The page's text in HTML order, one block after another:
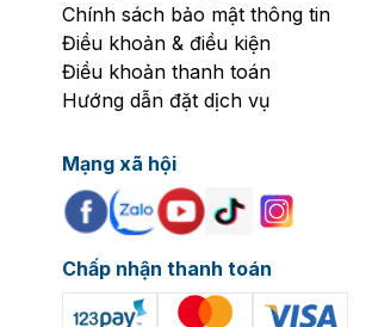
Chính sách bảo mật thông tin
Điều khoản & điều kiện
Điều khoản thanh toán
Hướng dẫn đặt dịch vụ
Mạng xã hội
Chấp nhận thanh toán